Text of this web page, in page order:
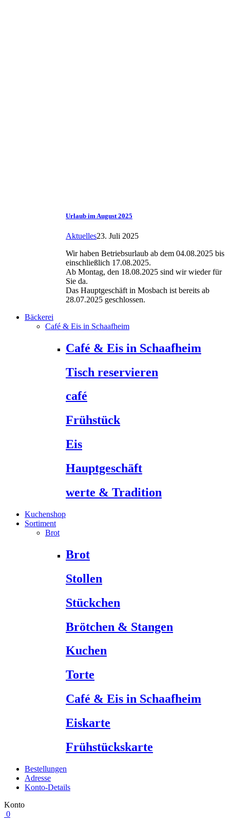
Urlaub im August 2025
Aktuelles23. Juli 2025
Wir haben Betriebsurlaub ab dem 04.08.2025 bis
einschließlich 17.08.2025.
Ab Montag, den 18.08.2025 sind wir wieder für
Sie da.
Das Hauptgeschäft in Mosbach ist bereits ab
28.07.2025 geschlossen.
Bäckerei
Café & Eis in Schaafheim
Café & Eis in Schaafheim
Tisch reservieren
café
Frühstück
Eis
Hauptgeschäft
werte & Tradition
Kuchenshop
Sortiment
Brot
Brot
Stollen
Stückchen
Brötchen & Stangen
Kuchen
Torte
Café & Eis in Schaafheim
Eiskarte
Frühstückskarte
Bestellungen
Adresse
Konto-Details
Konto
0